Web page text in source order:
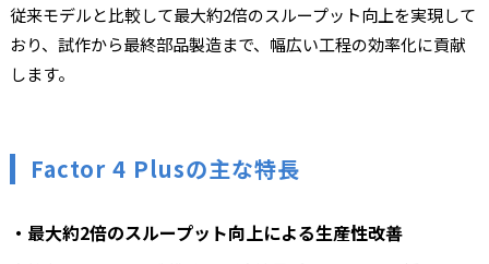
従来モデルと比較して最大約2倍のスループット向上を実現して
おり、試作から最終部品製造まで、幅広い工程の効率化に貢献
します。
Factor 4 Plusの主な特長
・ 最大約2倍のスループット向上による生産性改善